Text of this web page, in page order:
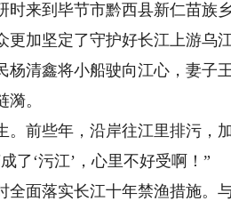
来到毕节市黔西县新仁苗族
加坚定了守护好长江上游乌
清鑫将小船驶向江心，妻子王
。
前些年，沿岸往江里排污，
了‘污江’，心里不好受啊！”
面落实长江十年禁渔措施。